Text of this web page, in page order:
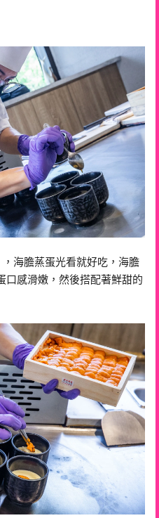
，海膽蒸蛋光看就好吃，海膽
口感滑嫩，然後搭配著鮮甜的